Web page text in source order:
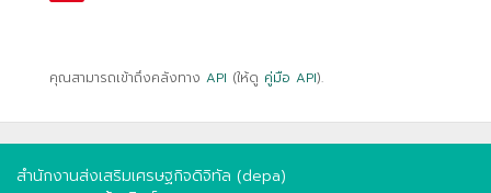
คุณสามารถเข้าถึงคลังทาง API (ให้ดู คู่มือ API).
สำนักงานส่งเสริมเศรษฐกิจดิจิทัล (depa)